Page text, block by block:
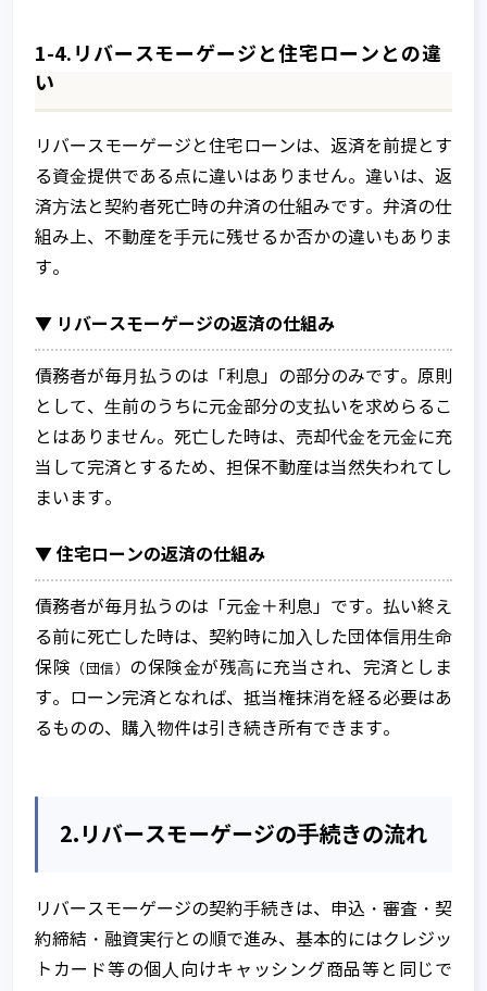
1-4.リバースモーゲージと住宅ローンとの違
い
リバースモーゲージと住宅ローンは、返済を前提とす
る資⾦提供である点に違いはありません。違いは、返
済⽅法と契約者死亡時の弁済の仕組みです。弁済の仕
組み上、不動産を⼿元に残せるか否かの違いもありま
す。
▼ リバースモーゲージの返済の仕組み
債務者が毎⽉払うのは「利息」の部分のみです。原則
として、⽣前のうちに元⾦部分の⽀払いを求めらるこ
とはありません。死亡した時は、売却代⾦を元⾦に充
当して完済とするため、担保不動産は当然失われてし
まいます。
▼ 住宅ローンの返済の仕組み
債務者が毎⽉払うのは「元⾦＋利息」です。払い終え
る前に死亡した時は、契約時に加⼊した団体信⽤⽣命
保険 （団信） の保険⾦が残⾼に充当され、完済としま
す。ローン完済となれば、抵当権抹消を経る必要はあ
るものの、購⼊物件は引き続き所有できます。
2.リバースモーゲージの⼿続きの流れ
リバースモーゲージの契約⼿続きは、申込・審査・契
約締結・融資実⾏との順で進み、基本的にはクレジッ
トカード等の個⼈向けキャッシング商品等と同じで